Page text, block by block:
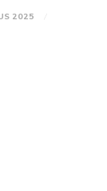
2025